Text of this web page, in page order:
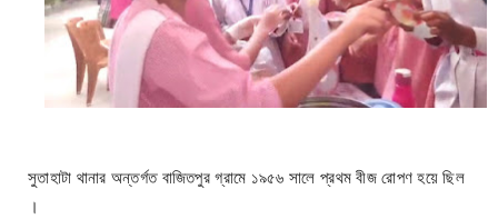
সুতাহাটা থানার অন্তর্গত বাজিতপুর গ্রামে ১৯৫৬ সালে প্রথম বীজ রোপণ হয়ে ছিল
।